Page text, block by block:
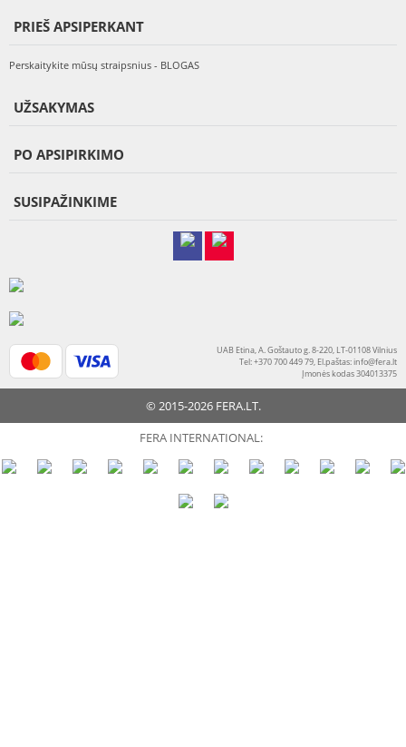
PRIEŠ APSIPERKANT
Perskaitykite mūsų straipsnius - BLOGAS
UŽSAKYMAS
PO APSIPIRKIMO
SUSIPAŽINKIME
UAB Etina, A. Goštauto g. 8-220, LT-01108 Vilnius
Tel: +370 700 449 79, El.paštas:info@fera.lt
Įmonės kodas 304013375
© 2015-2026 FERA.LT.
FERA INTERNATIONAL: